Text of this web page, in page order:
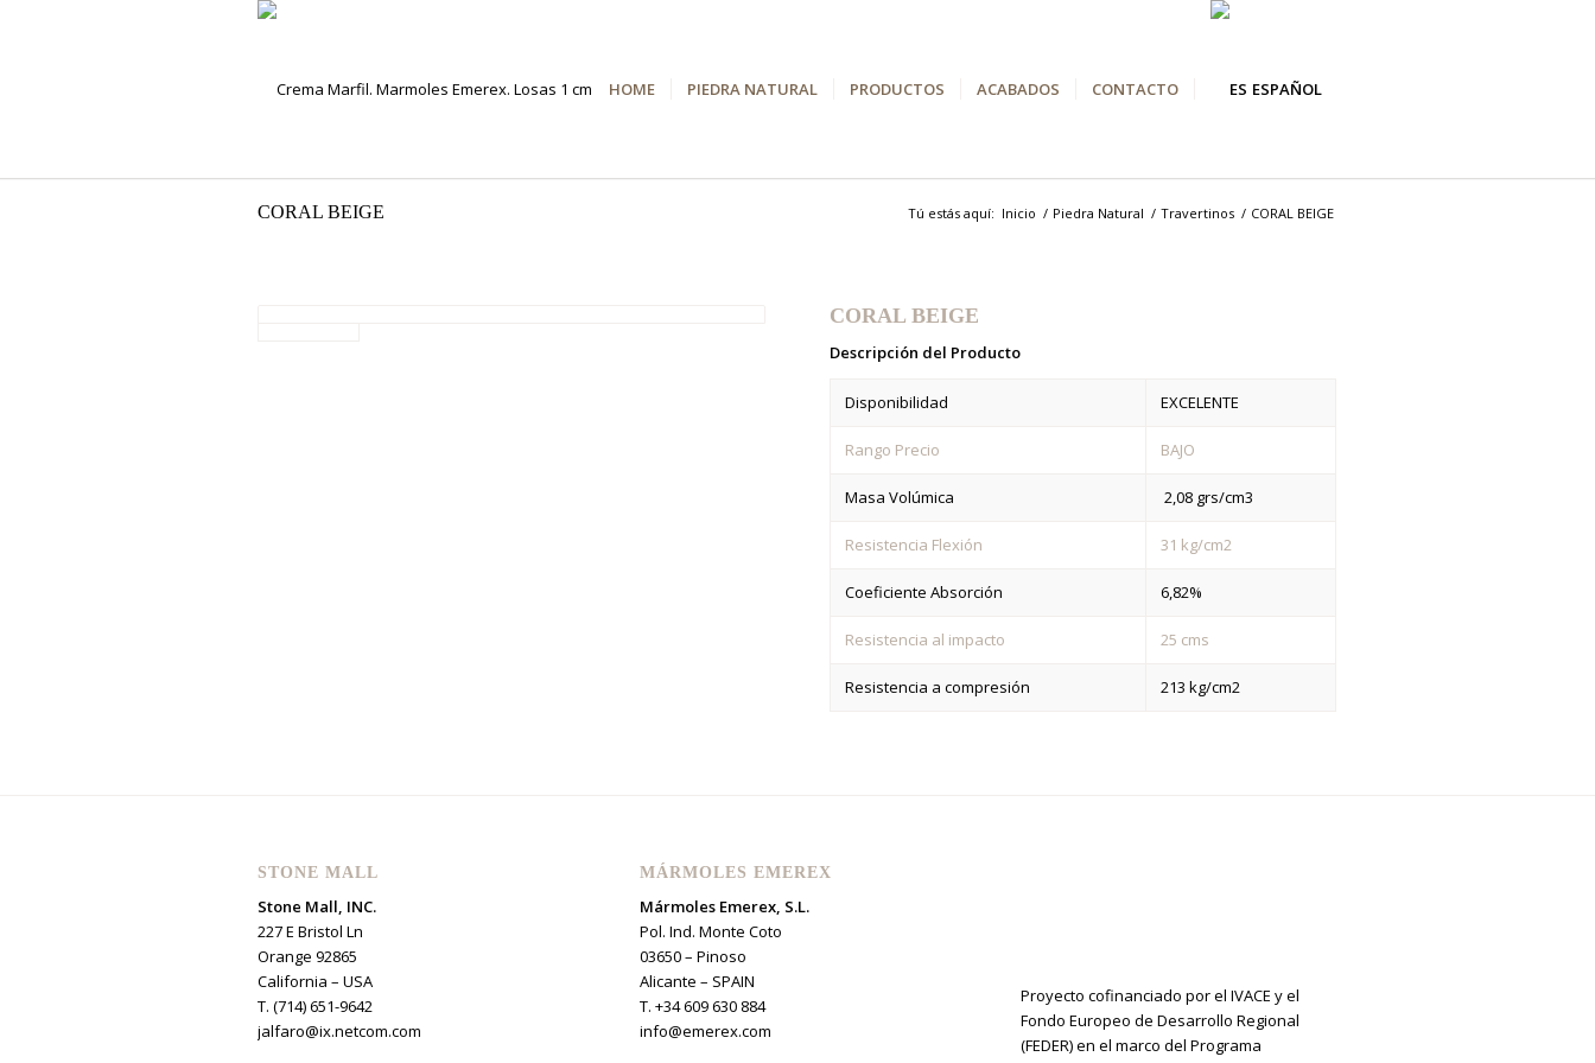
HOME PIEDRA NATURAL PRODUCTOS ACABADOS CONTACTO ESPAÑOL
CORAL BEIGE Tú estás aquí: Inicio / Piedra Natural / Travertinos / CORAL BEIGE
CORAL BEIGE
Descripción del Producto
Disponibilidad EXCELENTE
Rango Precio BAJO
Masa Volúmica 2,08 grs/cm3
Resistencia Flexión 31 kg/cm2
Coeficiente Absorción 6,82%
Resistencia al impacto 25 cms
Resistencia a compresión 213 kg/cm2
STONE MALL
Stone Mall, INC.
227 E Bristol Ln
Orange 92865
California – USA
T. (714) 651-9642
jalfaro@ix.netcom.com
MÁRMOLES EMEREX
Mármoles Emerex, S.L.
Pol. Ind. Monte Coto
03650 – Pinoso
Alicante – SPAIN
T. +34 609 630 884
info@emerex.com
Proyecto cofinanciado por el IVACE y el
Fondo Europeo de Desarrollo Regional
(FEDER) en el marco del Programa